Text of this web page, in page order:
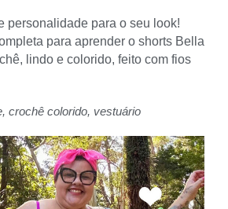
personalidade para o seu look!
para aprender o shorts Bella
lindo e colorido, feito com fios
, crochê colorido, vestuário